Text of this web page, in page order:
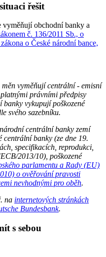
řešit
vyměňují obchodní banky a
č. 136/2011 Sb., o
o České národní bance,
vyměňují centrální - emisní
právními předpisy
banky vykupují poškozené
svého sazebníku.
centrální banky zemí
centrální banky (ze dne 19.
specifikacích, reprodukci,
2013/10), poškozené
parlamentu a Rady (EU)
o ověřování pravosti
nevhodnými pro oběh.
na internetových stránkách
Bundesbank.
s sebou